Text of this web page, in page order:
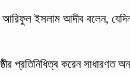
আরিফুল ইসলাম আদীব বলেন,
প্রতিনিধিত্ব করেন সাধারণত